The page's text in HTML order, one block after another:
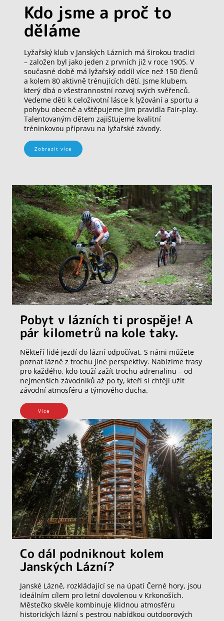
Kdo jsme a proč to
děláme
Lyžařský klub v Janských Lázních má širokou tradici
– založen byl jako jeden z prvních již v roce 1905. V
současné době má lyžařský oddíl více než 150 členů
a kolem 80 aktivně trénujících dětí. Jsme klubem,
který dbá o všestrannostní rozvoj svých svěřenců.
Vedeme děti k celoživotní lásce k lyžování a sportu a
pohybu obecně a vštěpujeme jim pravidla Fair-play.
Talentovaným dětem zajišťujeme kvalitní
tréninkovou přípravu na lyžařské závody.
Zobrazit více
Pobyt v lázních ti prospěje! A
pár kilometrů na kole taky.
Někteří lidé jezdí do lázní odpočívat. S námi můžete
poznat lázně z trochu jiné perspektivy. Nabízíme trasy
pro každého, kdo touží zažít trochu adrenalinu – od
nejmenších závodníků až po ty, kteří si chtějí užít
závodní atmosféru a týmového ducha.
Vice
Co dál podniknout kolem
Janských Lázní?
Janské Lázně, rozkládající se na úpatí Černé hory, jsou
ideálním cílem pro letní dovolenou v Krkonoších.
Městečko skvěle kombinuje klidnou atmosféru
historických lázní s pestrou nabídkou outdoorových